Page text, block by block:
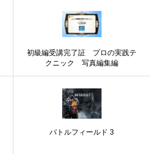
初級編受講完了証 プロの実践テ
クニック 写真編集編
バトルフィールド 3